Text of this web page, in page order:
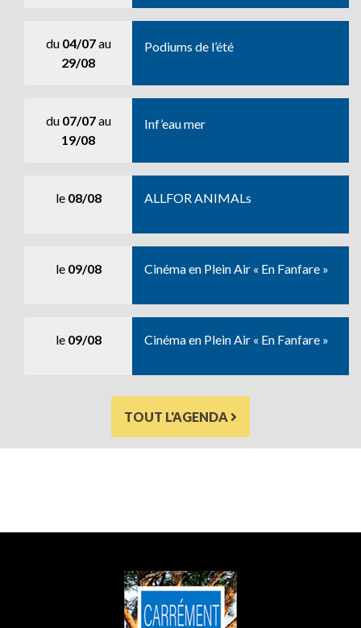
du 04/07au
29/08
Podiums de l’été
du 07/07au
19/08
Inf’eau mer
le 08/08 ALLFOR ANIMALs
le 09/08 Cinéma en Plein Air « En Fanfare »
le 09/08 Cinéma en Plein Air « En Fanfare »
TOUT L'AGENDA